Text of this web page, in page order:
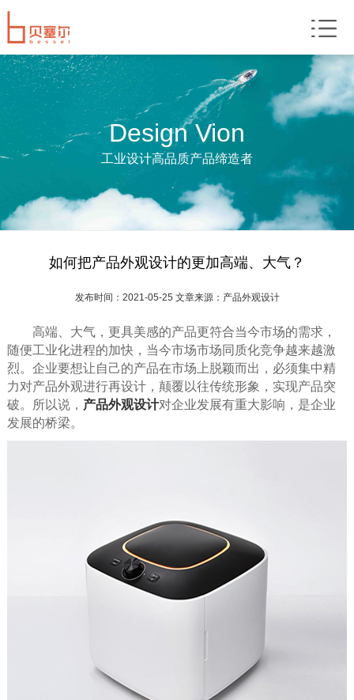
Design Vion
工业设计高品质产品缔造者
如何把产品外观设计的更加高端、大气？
发布时间：2021-05-25 文章来源：产品外观设计
高端、大气，更具美感的产品更符合当今市场的需求，
随便工业化进程的加快，当今市场市场同质化竞争越来越激
烈。企业要想让自己的产品在市场上脱颖而出，必须集中精
力对产品外观进行再设计，颠覆以往传统形象，实现产品突
破。所以说， 产品外观设计对企业发展有重大影响，是企业
发展的桥梁。